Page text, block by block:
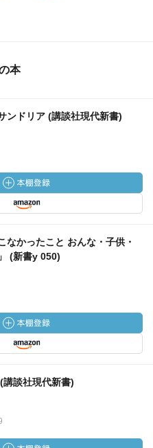
ょう。
会不安に対する対策として
ズムです。ファシズムとナ
あることに注意してくださ
の優越性というデタラメな
。
イタリアのムッソリーニが
義革命を否定すると同時
介入することによって解決
が積極的に雇用を確保し、
うのはまったくの筋違い
のための雇用確保・所得再
の論調や政治家・活動家の
を持つ植民地だということ
違いに鈍感なため、沖縄も
本人の一部だと考えてしま
覚をまったく欠いているの
本
ンドリア (講談社現代新書)
なかったこと おんな・子供・
(新書y 050)
談社現代新書)